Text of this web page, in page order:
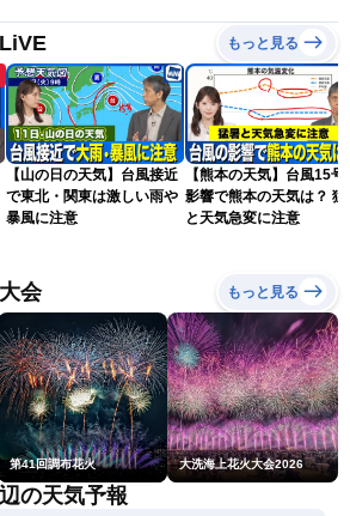
もっと見る
【山の日の天気】台風接近
で東北・関東は激しい雨や
暴風に注意
【熊本の天気】台風15号
影響で熊本の天気は？ 猛
と天気急変に注意
会 もっと見る
第41回調布花火 大洗海上花火大会2026
の天気予報